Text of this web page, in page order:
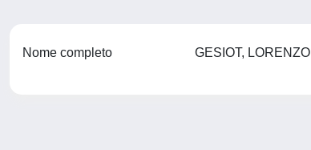
Nome completo GESIOT, LORENZO